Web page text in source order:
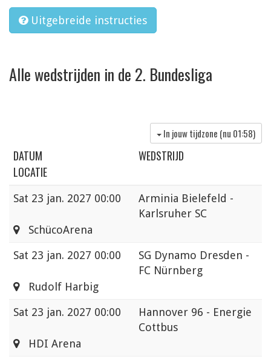
Uitgebreide instructies
Alle wedstrijden in de 2. Bundesliga
In jouw tijdzone (nu 01:58)
DATUM
WEDSTRIJD
LOCATIE
Sat 23 jan. 2027 00:00
Arminia Bielefeld -
Karlsruher SC
SchücoArena
Sat 23 jan. 2027 00:00
SG Dynamo Dresden -
FC Nürnberg
Rudolf Harbig
Sat 23 jan. 2027 00:00
Hannover 96 - Energie
Cottbus
HDI Arena